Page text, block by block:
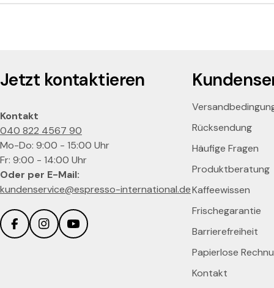
Jetzt kontaktieren
Kontakt
040 822 4567 90
Mo-Do: 9:00 - 15:00 Uhr
Fr: 9:00 - 14:00 Uhr
Oder per E-Mail:
kundenservice@espresso-international.de
FacebookInstagramYouTube
Rücksendung
Häufige Fragen
Produktberatung
Kaffeewissen
Frischegarantie
Barrierefreiheit
Papierlose
Kontakt